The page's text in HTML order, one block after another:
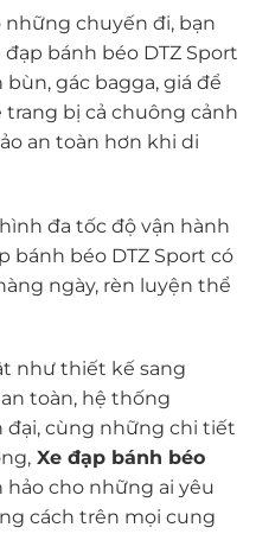
chuyến đi, bạn
bánh béo DTZ Sport
gác bagga, giá để
trang bị cả chuông cảnh
an toàn hơn khi di
đa tốc độ vận hành
bánh béo DTZ Sport có
ngày, rèn luyện thể
như thiết kế sang
toàn, hệ thống
cùng những chi tiết
Xe đạp bánh béo
hảo cho những ai yêu
cách trên mọi cung